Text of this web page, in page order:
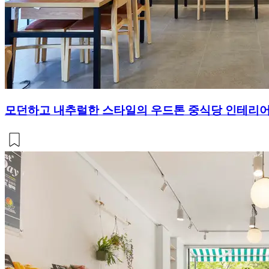
모던하고 내추럴한 스타일의 우드톤 중식당 인테리